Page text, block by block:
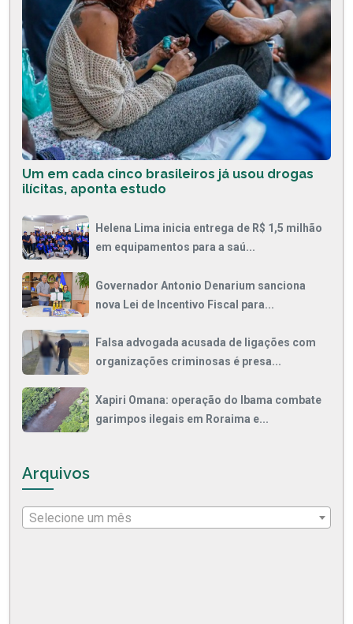
Um em cada cinco brasileiros já usou drogas
ilícitas, aponta estudo
Helena Lima inicia entrega de R$ 1,5 milhão
em equipamentos para a saú...
Governador Antonio Denarium sanciona
nova Lei de Incentivo Fiscal para...
Falsa advogada acusada de ligações com
organizações criminosas é presa...
Xapiri Omana: operação do Ibama combate
garimpos ilegais em Roraima e...
Arquivos
Selecione um mês